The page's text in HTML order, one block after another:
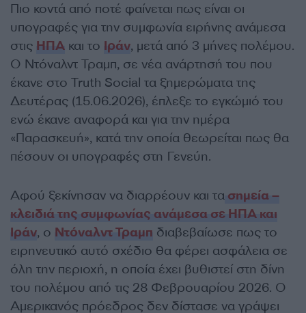
Πιο κοντά από ποτέ φαίνεται πως είναι οι
υπογραφές για την συμφωνία ειρήνης ανάμεσα
στις ΗΠΑ και το Ιράν, μετά από 3 μήνες πολέμου.
Ο Ντόναλντ Τραμπ, σε νέα ανάρτησή του που
έκανε στο Truth Social τα ξημερώματα της
Δευτέρας (15.06.2026), έπλεξε το εγκώμιό του
ενώ έκανε αναφορά και για την ημέρα
«Παρασκευή», κατά την οποία θεωρείται πως θα
πέσουν οι υπογραφές στη Γενεύη.
Αφού ξεκίνησαν να διαρρέουν και τα σημεία –
κλειδιά της συμφωνίας ανάμεσα σε ΗΠΑ και
Ιράν, ο Ντόναλντ Τραμπ διαβεβαίωσε πως το
ειρηνευτικό αυτό σχέδιο θα φέρει ασφάλεια σε
όλη την περιοχή, η οποία έχει βυθιστεί στη δίνη
του πολέμου από τις 28 Φεβρουαρίου 2026. Ο
Αμερικανός πρόεδρος δεν δίστασε να γράψει